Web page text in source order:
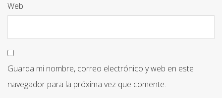
Web
Guarda mi nombre, correo electrónico y web en este
navegador para la próxima vez que comente.